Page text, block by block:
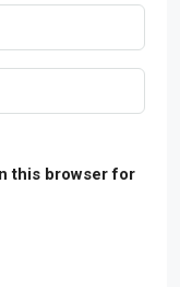
this browser for